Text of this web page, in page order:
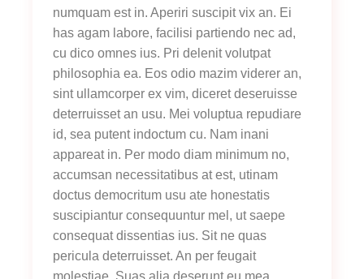
numquam est in. Aperiri suscipit vix an. Ei
has agam labore, facilisi partiendo nec ad,
cu dico omnes ius. Pri delenit volutpat
philosophia ea. Eos odio mazim viderer an,
sint ullamcorper ex vim, diceret deseruisse
deterruisset an usu. Mei voluptua repudiare
id, sea putent indoctum cu. Nam inani
appareat in. Per modo diam minimum no,
accumsan necessitatibus at est, utinam
doctus democritum usu ate honestatis
suscipiantur consequuntur mel, ut saepe
consequat dissentias ius. Sit ne quas
pericula deterruisset. An per feugait
molestiae. Suas alia deserunt eu mea,